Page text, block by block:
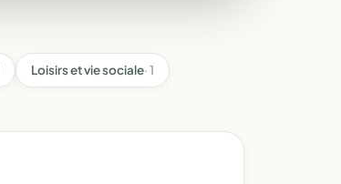
Loisirs et vie sociale· 1